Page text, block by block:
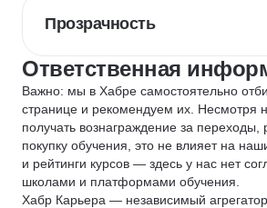
Прозрачность
Ответственная
Важно: мы в Хабре самостоятельно
странице и рекомендуем их. Несмотря
получать вознаграждение за переходы,
покупку обучения, это не влияет на
и рейтинги курсов — здесь у нас нет
школами и платформами обучения.
Хабр Карьера — независимый